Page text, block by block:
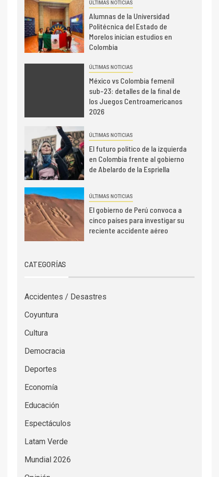
ÚLTIMAS NOTICIAS
Alumnas de la Universidad
Politécnica del Estado de
Morelos inician estudios en
Colombia
ÚLTIMAS NOTICIAS
México vs Colombia femenil
sub-23: detalles de la final de
los Juegos Centroamericanos
2026
ÚLTIMAS NOTICIAS
El futuro político de la izquierda
en Colombia frente al gobierno
de Abelardo de la Espriella
ÚLTIMAS NOTICIAS
El gobierno de Perú convoca a
cinco países para investigar su
reciente accidente aéreo
CATEGORÍAS
Accidentes / Desastres
Coyuntura
Cultura
Democracia
Deportes
Economía
Educación
Espectáculos
Latam Verde
Mundial 2026